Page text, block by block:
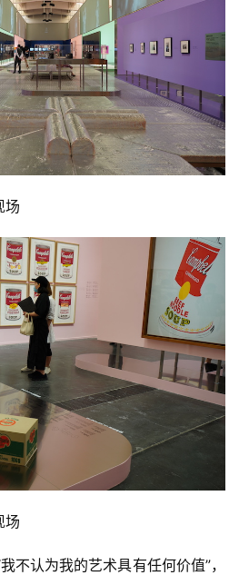
场
场
不认为我的艺术具有任何价值”，